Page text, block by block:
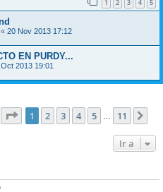
1 2 3 4 5
« 20 Nov 2013 17:12
EN PURDY...
2013 19:01
Página de 11
1 2 3 4 5 11
Ir a